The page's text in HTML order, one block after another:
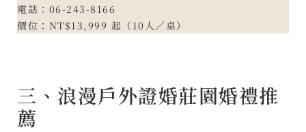
電話：06-243-8166
價位：NT$13,999 起（10人／桌）
三、浪漫戶外證婚莊園婚禮推
薦